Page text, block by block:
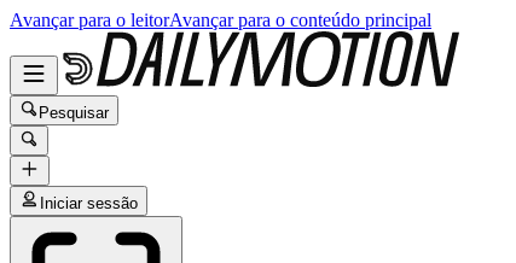
Avançar para o leitorAvançar para o conteúdo principal
Pesquisar
Iniciar sessão